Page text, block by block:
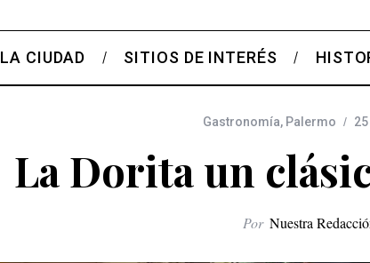
LA CIUDAD SITIOS DE INTERÉS
Gastronomía, Palermo
La Dorita un
Por Nuestra